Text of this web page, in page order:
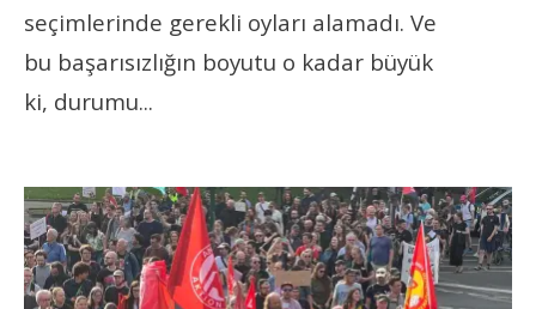
seçimlerinde gerekli oyları alamadı. Ve
bu başarısızlığın boyutu o kadar büyük
ki, durumu...